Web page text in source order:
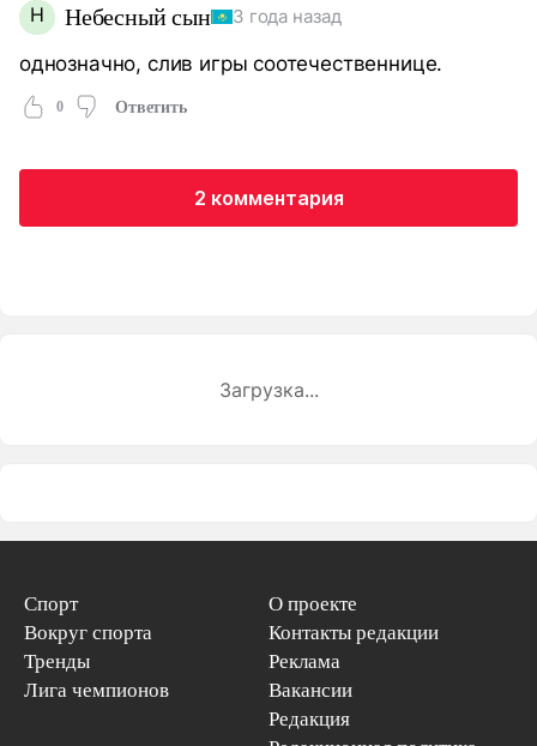
Н Небесный сын 3 года назад
однозначно, слив игры соотечественнице.
0 Ответить
2 комментария
Загрузка...
Спорт
Вокруг спорта
Тренды
Лига чемпионов
О проекте
Контакты редакции
Реклама
Вакансии
Редакция